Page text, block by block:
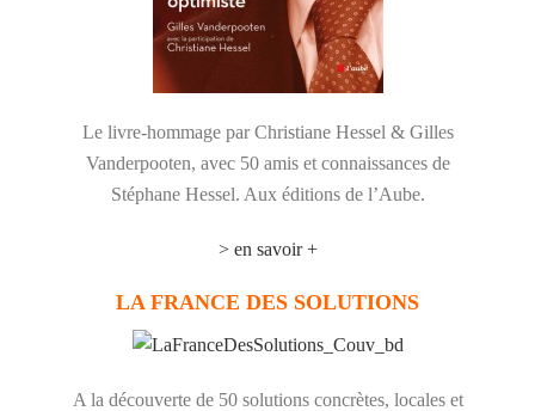
Le livre-hommage par Christiane Hessel & Gilles
Vanderpooten, avec 50 amis et connaissances de
Stéphane Hessel. Aux éditions de l’Aube.
> en savoir +
LA FRANCE DES SOLUTIONS
A la découverte de 50 solutions concrètes, locales et